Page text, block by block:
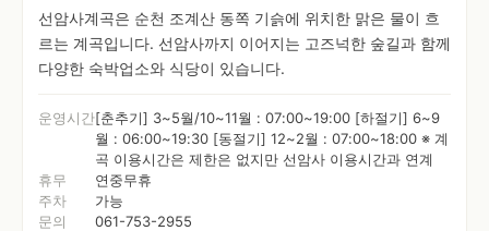
선암사계곡은 순천 조계산 동쪽 기슭에 위치한 맑은 물이 흐
르는 계곡입니다. 선암사까지 이어지는 고즈넉한 숲길과 함께
다양한 숙박업소와 식당이 있습니다.
운영시간[춘추기] 3~5월/10~11월 : 07:00~19:00 [하절기] 6~9
월 : 06:00~19:30 [동절기] 12~2월 : 07:00~18:00 ※ 계
곡 이용시간은 제한은 없지만 선암사 이용시간과 연계
휴무
연중무휴
주차
가능
문의
061-753-2955